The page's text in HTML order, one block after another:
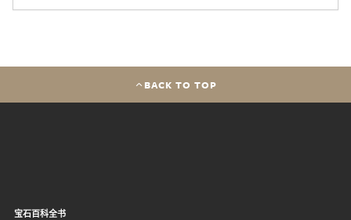
BACK TO TOP
宝石百科全书